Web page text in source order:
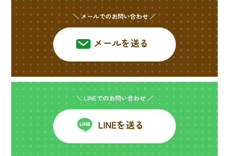
＼ メールでのお問い合わせ ／
メールを送る
＼ LINEでのお問い合わせ ／
LINEを送る